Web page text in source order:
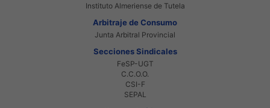
Instituto Almeriense de Tutela
Arbitraje de Consumo
Junta Arbitral Provincial
Secciones Sindicales
FeSP-UGT
C.C.O.O.
CSI-F
SEPAL